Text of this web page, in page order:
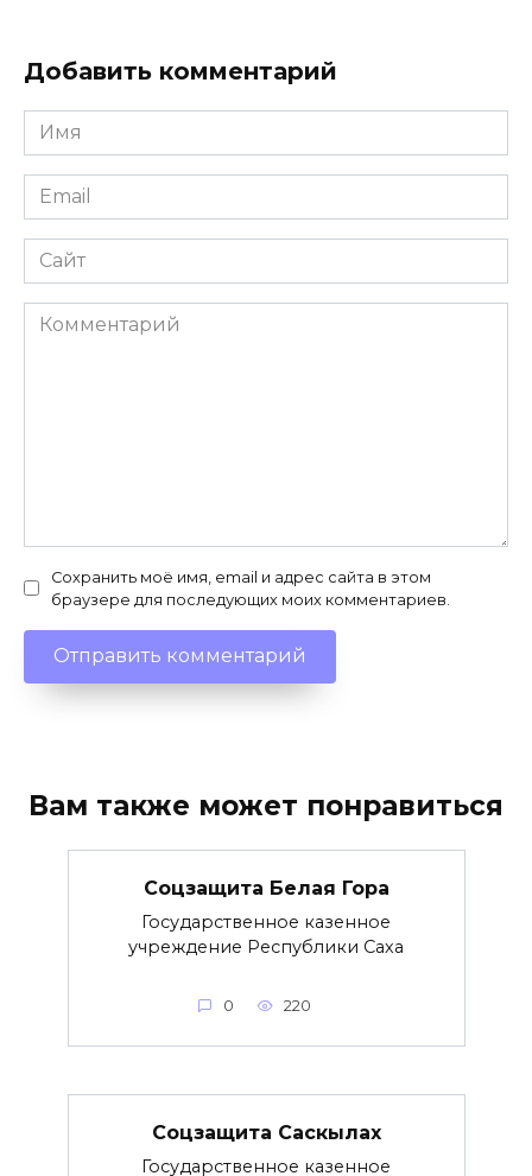
Добавить комментарий
Имя
*
Email
*
Сайт
Комментарий
Сохранить моё имя, email и адрес сайта в этом
браузере для последующих моих комментариев.
Вам также может понравиться
Соцзащита Белая Гора
Государственное казенное
учреждение Республики Саха
0 220
Соцзащита Саскылах
Государственное казенное